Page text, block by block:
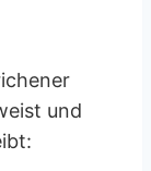
und